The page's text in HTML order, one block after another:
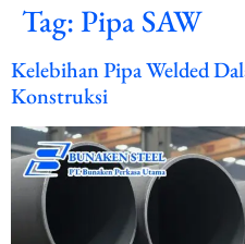
Tag:Pipa SAW
Kelebihan Pipa Welded
Konstruksi